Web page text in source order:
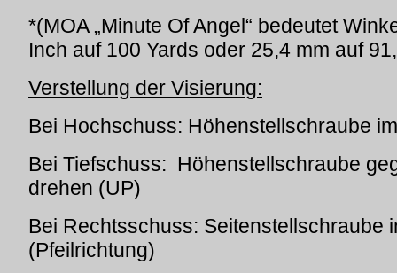
*(MOA „Minute Of Angel“ bedeutet
Inch auf 100 Yards oder 25,4 mm auf
Verstellung der Visierung:
Bei Hochschuss: Höhenstellschraube
Bei Tiefschuss: Höhenstellschraube
drehen (UP)
Bei Rechtsschuss: Seitenstellschraube
(Pfeilrichtung)